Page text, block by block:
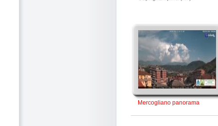
Mercogliano panorama